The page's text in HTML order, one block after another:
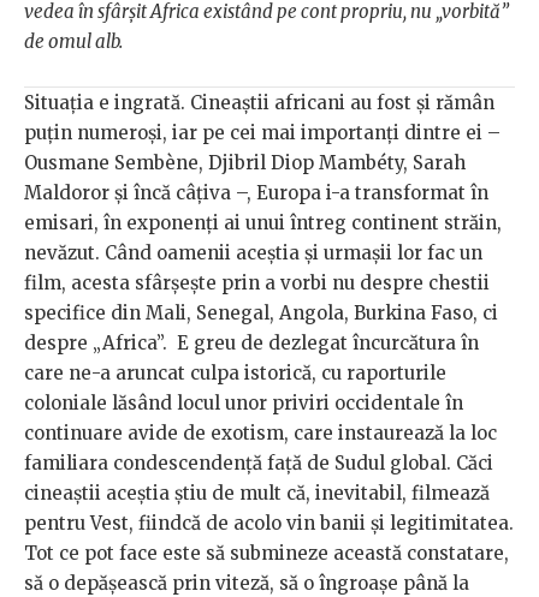
vedea în sfârșit Africa existând pe cont propriu, nu „vorbită”
de omul alb.
Situația e ingrată. Cineaștii africani au fost și rămân
puțin numeroși, iar pe cei mai importanți dintre ei –
Ousmane Sembène, Djibril Diop Mambéty, Sarah
Maldoror și încă câțiva –, Europa i-a transformat în
emisari, în exponenți ai unui întreg continent străin,
nevăzut. Când oamenii aceștia și urmașii lor fac un
film, acesta sfârșește prin a vorbi nu despre chestii
specifice din Mali, Senegal, Angola, Burkina Faso, ci
despre „Africa”. E greu de dezlegat încurcătura în
care ne-a aruncat culpa istorică, cu raporturile
coloniale lăsând locul unor priviri occidentale în
continuare avide de exotism, care instaurează la loc
familiara condescendență față de Sudul global. Căci
cineaștii aceștia știu de mult că, inevitabil, filmează
pentru Vest, fiindcă de acolo vin banii și legitimitatea.
Tot ce pot face este să submineze această constatare,
să o depășească prin viteză, să o îngroașe până la